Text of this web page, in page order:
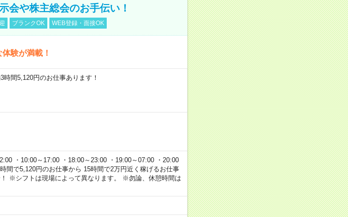
会や株主総会のお手伝い！
ブランクOK WEB登録・面接OK
験が満載！
間5,120円のお仕事あります！
・10:00～17:00 ・18:00～23:00 ・19:00～07:00 ・20:00
間で5,120円のお仕事から 15時間で2万円近く稼げるお仕事
※シフトは現場によって異なります。 ※勿論、休憩時間は